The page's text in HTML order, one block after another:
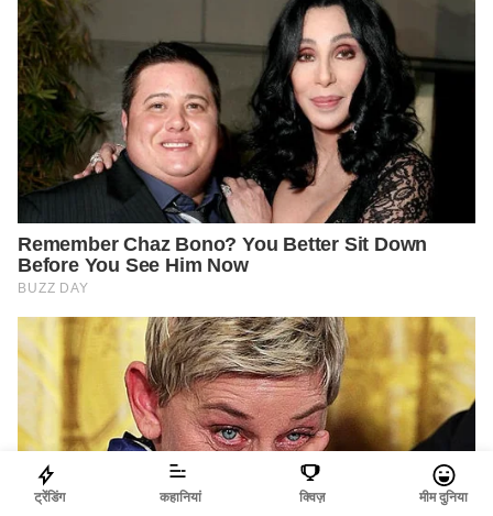
ट्रेंडिंग कहानियां क्विज़ मीम दुनिया